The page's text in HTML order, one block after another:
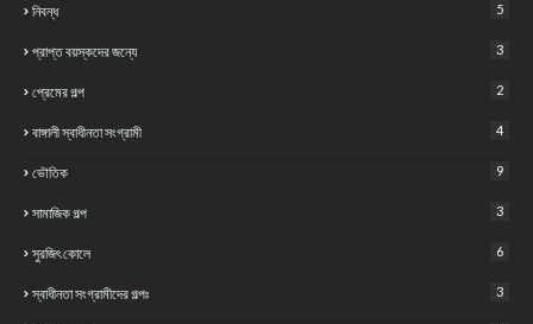
নিবন্ধ 5
প্রাপ্ত বয়স্কদের জন্যে 3
প্রেমের গল্প 2
বাঙ্গালী স্বাধীনতা সংগ্রামী 4
ভৌতিক 9
সামাজিক গল্প 3
সুরজিৎ কোলে 6
স্বাধীনতা সংগ্রামীদের গল্পঃ 3